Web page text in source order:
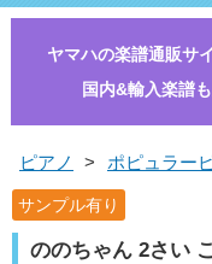
ヤマハの楽譜通販サ
国内&輸入楽譜
ピアノ > ポピュラー
サンプル有り
ののちゃん 2さい